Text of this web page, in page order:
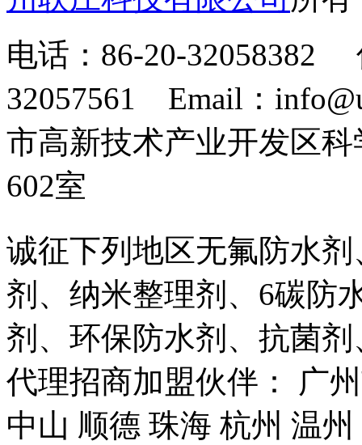
电话：86-20-32058382
32057561 Email：
市高新技术产业开发区
602室
诚征下列地区无氟防水
剂、纳米整理剂、6碳防
剂、环保防水剂、抗菌
代理招商加盟伙伴： 广
中山 顺德 珠海 杭州 温